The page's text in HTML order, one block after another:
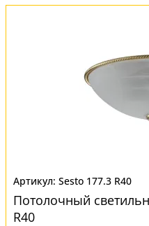
Sesto 177.3 R40
Потолочный
R40